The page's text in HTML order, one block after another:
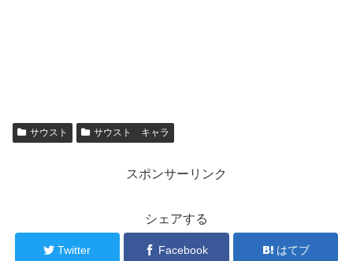
サウスト サウスト キャラ
スポンサーリンク
シェアする
Twitter Facebook はてブ